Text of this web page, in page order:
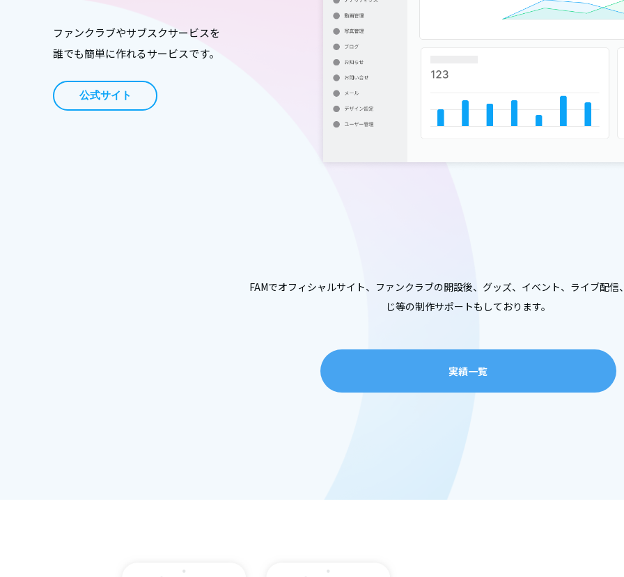
ファンクラブやサブスクサービスを
誰でも簡単に作れるサービスです。
公式サイト
FAMでオフィシャルサイト、 ファンクラブの開設後、 グッズ、 イベント、 ライブ配信、
じ等の制作サポートもしております。
実績一覧